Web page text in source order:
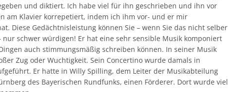
und diktiert. Ich habe viel für ihn geschrieben und ihn vor
am Klavier korrepetiert, indem ich ihm vor- und er mir
Diese Gedächtnisleistung können Sie – wenn Sie das nicht selber
nur schwer würdigen! Er hat eine sehr sensible Musik komponiert
auch stimmungsmäßig schreiben können. In seiner Musik
Zug oder Wuchtigkeit. Sein Concertino wurde damals in
Er hatte in Willy Spilling, dem Leiter der Musikabteilung
des Bayerischen Rundfunks, einen Förderer. Dort wurde viel